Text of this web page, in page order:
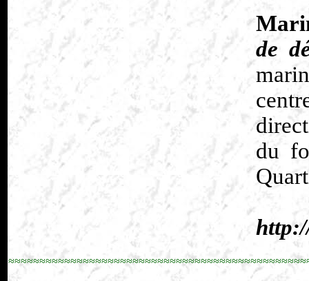
de
du